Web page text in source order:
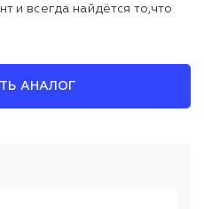
и всегда найдётся то,что
АНАЛОГ